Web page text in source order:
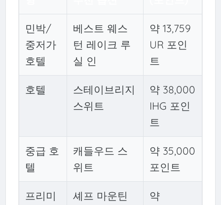
민박/
중저가
호텔
베스트 웨스
턴 레이크 루
실 인
약 13,759
UR 포인
트
호텔
스테이브리지
스위트
약 38,000
IHG 포인
트
중급 호
텔
캐들우드 스
위트
약 35,000
포인트
프리미
셰프 마운틴
약